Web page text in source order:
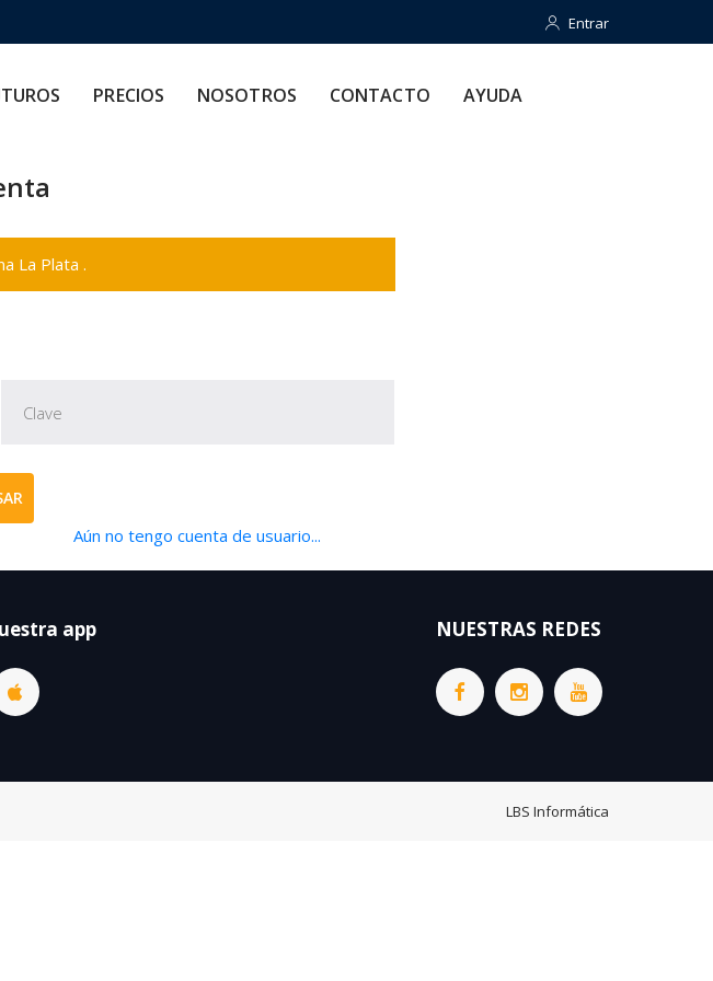
Entrar
Entrar
PRECIOS NOSOTROS CONTACTO AYUDA
La Plata .
Aún no tengo cuenta de usuario...
app NUESTRAS REDES
LBS Informática